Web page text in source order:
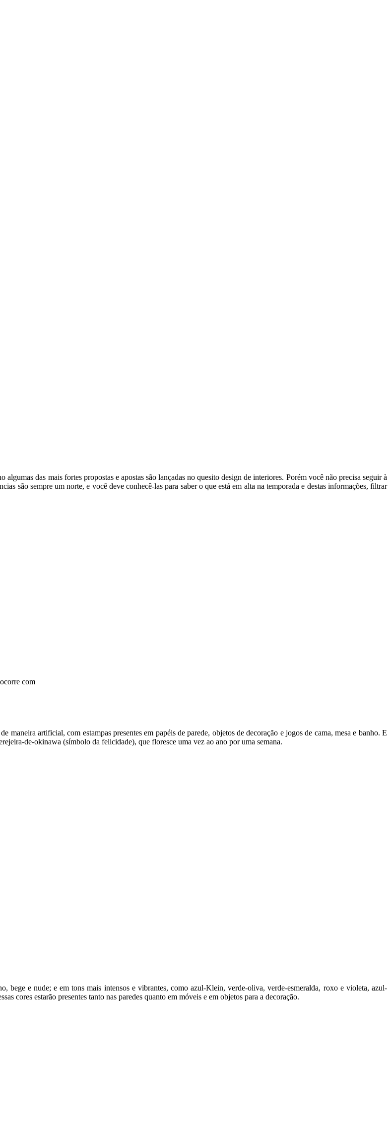
das mais fortes propostas e apostas são lançadas no quesito design de interiores. Porém você não precisa seguir à
são sempre um norte, e você deve conhecê-las para saber o que está em alta na temporada e destas informações, filtrar
com
maneira artificial, com estampas presentes em papéis de parede, objetos de decoração e jogos de cama, mesa e banho. E
de-okinawa (símbolo da felicidade), que floresce uma vez ao ano por uma semana.
bege e nude; e em tons mais intensos e vibrantes, como azul-Klein, verde-oliva, verde-esmeralda, roxo e violeta, azul-
cores estarão presentes tanto nas paredes quanto em móveis e em objetos para a decoração.